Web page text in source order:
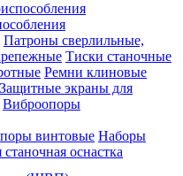
Патроны сверлильные,
Тиски станочные
Ремни клиновые
Защитные экраны для
Виброопоры
винтовые Наборы
оснастка